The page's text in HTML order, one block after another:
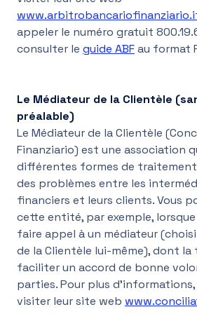
appeler le numéro gratuit
consulter le guide ABFau format
Le Médiateur de la Clientèle
préalable)
Le Médiateur de la Clientèle
Finanziario) est une association
différentes formes de
des problèmes entre les
financiers et leurs clients. Vous
cette entité, par exemple,
faire appel à un médiateur
de la Clientèle lui-même), dont la
faciliter un accord de bonne
parties. Pour plus d'informations,
visiter leur site web